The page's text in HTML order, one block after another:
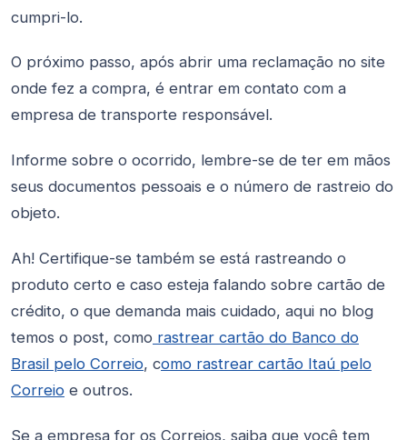
cumpri-lo.
O próximo passo, após abrir uma reclamação no site
onde fez a compra, é entrar em contato com a
empresa de transporte responsável.
Informe sobre o ocorrido, lembre-se de ter em mãos
seus documentos pessoais e o número de rastreio do
objeto.
Ah! Certifique-se também se está rastreando o
produto certo e caso esteja falando sobre cartão de
crédito, o que demanda mais cuidado, aqui no blog
temos o post, como rastrear cartão do Banco do
Brasil pelo Correio, como rastrear cartão Itaú pelo
Correio e outros.
Se a empresa for os Correios, saiba que você tem